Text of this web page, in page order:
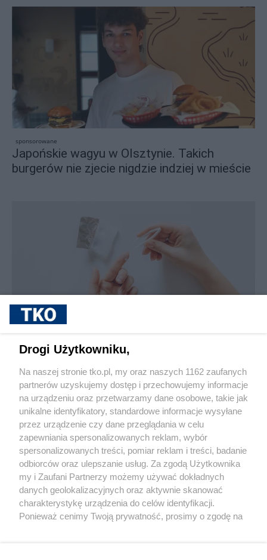
sponsorowane
Japońskie wagyu w Olsztynie. Takich
burgerów nie zjecie nigdzie indziej w mieście
Jak rozpoznać, że soczewki kontaktowe są
Pokaż więcej
Reklama Tematy Archiwum artykułów
Drogi Użytkowniku,
Na naszej stronie tko.pl, my oraz naszych 1162 zaufanych
partnerów uzyskujemy dostęp i przechowujemy informacje
na urządzeniu oraz przetwarzamy dane osobowe, takie jak
unikalne identyfikatory, standardowe informacje wysyłane
przez urządzenie czy dane przeglądania w celu
zapewniania spersonalizowanych reklam, wybór
spersonalizowanych treści, pomiar reklam i treści, badanie
odbiorców oraz ulepszanie usług. Za zgodą Użytkownika
my i Zaufani Partnerzy możemy używać dokładnych
danych geolokalizacyjnych oraz aktywnie skanować
charakterystykę urządzenia do celów identyfikacji.
Ponieważ cenimy Twoją prywatność, prosimy o zgodę na